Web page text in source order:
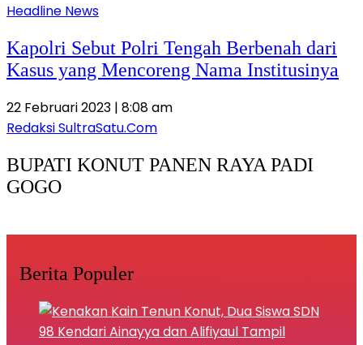
Headline News
Kapolri Sebut Polri Tengah Berbenah dari
Kasus yang Mencoreng Nama Institusinya
22 Februari 2023 | 8:08 am
Redaksi SultraSatu.Com
BUPATI KONUT PANEN RAYA PADI
GOGO
Berita Populer